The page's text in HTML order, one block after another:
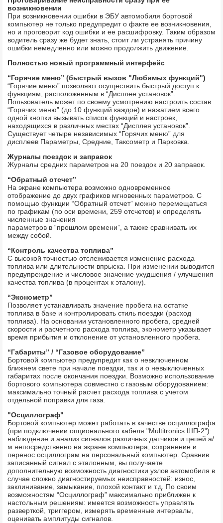
возникновении
При возникновении ошибки в ЭБУ автомобиля бортовой
компьютер не только предупредит о факте ее возникновения,
но и проговорит код ошибки и ее расшифровку. Таким образом
водитель сразу же будет знать, стоит ли устранять причину
ошибки немедленно или можно продолжить движение.
Полностью новый программный интерфейс
“Горячие меню” (быстрый вызов "Любимых функций")
“Горячие меню” позволяют осуществить быстрый доступ к
функциям, расположенным в “Дисплее установок”.
Пользователь может по своему усмотрению настроить состав
“Горячих меню” (до 10 функций каждое) и нажатием всего
одной кнопки вызывать список функций и настроек,
находящихся в различных местах “Дисплея установок”.
Существует четыре независимых “Горячих меню” для
дисплеев Параметры, Средние, Таксометр и Парковка.
Журналы поездок и заправок
Журналы средних параметров на 20 поездок и 20 заправок.
“Обратный отсчет”
На экране компьютера возможно одновременное
отображение до двух графиков мгновенных параметров. С
помощью функции “Обратный отсчет” можно перемещаться
по графикам (по оси времени, 259 отсчетов) и определять
численные значения
параметров в “прошлом времени”, а также сравнивать их
между собой.
“Контроль качества топлива”
С высокой точностью отслеживается изменение расхода
топлива или длительности впрыска. При изменении выводится
предупреждение и числовое значение ухудшения / улучшения
качества топлива (в процентах к эталону).
“Эконометр”
Позволяет устанавливать значение пробега на остатке
топлива в баке и контролировать стиль поездки (расход
топлива). На основании установленного пробега, средней
скорости и расчетного расхода топлива, эконометр указывает
время прибытия и отклонение от установленного пробега.
“Габариты” / “Газовое оборудование”
Бортовой компьютер предупредит как о невключенном
ближнем свете при начале поездки, так и о невыключенных
габаритах после окончания поездки. Возможно использование
бортового компьютера совместно с газовым оборудованием:
максимально точный расчет расхода топлива с учетом
отдельной поправки для газа.
"Осциллограф"
Бортовой компьютер может работать в качестве осциллографа
(при подключении опционального кабеля "Multitronics ШП-2"):
наблюдение и анализ сигналов различных датчиков и цепей а/
м непосредственно на экране компьютера, сохранение и
перенос осциллограм на персональный компьютер. Сравнив
записанный сигнал с эталонным, вы получаете
дополнительную возможность диагностики узлов автомобиля в
случае сложно диагностируемых неисправностей: износ,
заклинивание, замыкание, плохой контакт и т.д. По своим
возможностям “Осциллограф” максимально приближен к
настольным решениям: имеется возможность управлять
разверткой, триггером, измерять временные интервалы,
оценивать амплитуды сигналов.